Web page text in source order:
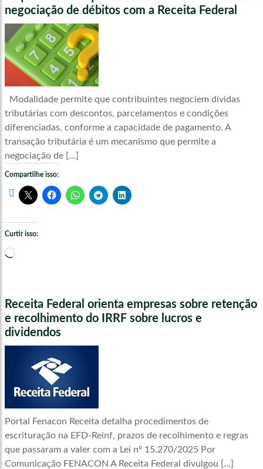
negociação de débitos com a Receita Federal
Modalidade permite que contribuintes negociem dívidas
tributárias com descontos, parcelamentos e condições
diferenciadas, conforme a capacidade de pagamento. A
transação tributária é um mecanismo que permite a
negociação de […]
Compartilhe isso:
Curtir isso:
Carregando...
Receita Federal orienta empresas sobre retenção
e recolhimento do IRRF sobre lucros e
dividendos
Portal Fenacon Receita detalha procedimentos de
escrituração na EFD-Reinf, prazos de recolhimento e regras
que passaram a valer com a Lei nº 15.270/2025 Por
Comunicação FENACON A Receita Federal divulgou […]